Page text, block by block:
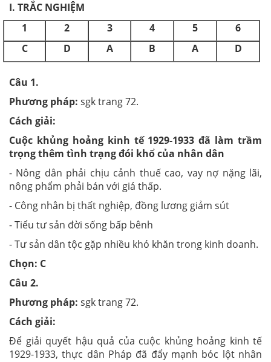
I. TRẮC NGHIỆM
1
2 3 4 5
6
C
D A B A D
Câu 1.
Phương pháp: sgk trang 72.
Cách giải:
Cuộc khủng hoảng kinh tế 1929-1933 đã làm trầm
trọng thêm tình trạng đói khổ của nhân dân
- Nông dân phải chịu cảnh thuế cao, vay nợ nặng lãi,
nông phẩm phải bán với giá thấp.
- Công nhân bị thất nghiệp, đồng lương giảm sút
- Tiểu tư sản đời sống bấp bênh
- Tư sản dân tộc gặp nhiều khó khăn trong kinh doanh.
Chọn: C
Câu 2.
Phương pháp: sgk trang 72.
Cách giải:
Để giải quyết hậu quả của cuộc khủng hoảng kinh tế
1929-1933, thực dân Pháp đã đẩy mạnh bóc lột nhân